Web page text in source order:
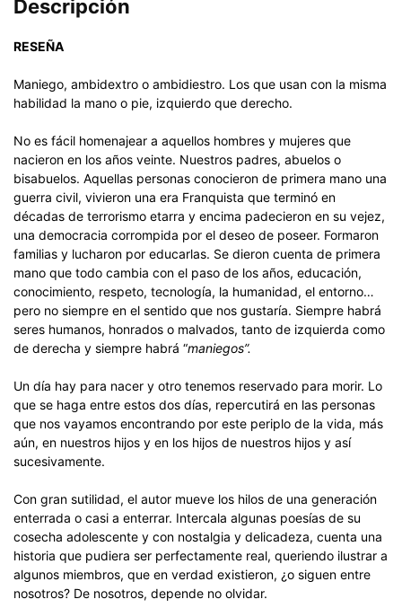
Descripción
RESEÑA
Maniego, ambidextro o ambidiestro. Los que usan con la misma
habilidad la mano o pie, izquierdo que derecho.
No es fácil homenajear a aquellos hombres y mujeres que
nacieron en los años veinte. Nuestros padres, abuelos o
bisabuelos. Aquellas personas conocieron de primera mano una
guerra civil, vivieron una era Franquista que terminó en
décadas de terrorismo etarra y encima padecieron en su vejez,
una democracia corrompida por el deseo de poseer. Formaron
familias y lucharon por educarlas. Se dieron cuenta de primera
mano que todo cambia con el paso de los años, educación,
conocimiento, respeto, tecnología, la humanidad, el entorno…
pero no siempre en el sentido que nos gustaría. Siempre habrá
seres humanos, honrados o malvados, tanto de izquierda como
de derecha y siempre habrá “maniegos”.
Un día hay para nacer y otro tenemos reservado para morir. Lo
que se haga entre estos dos días, repercutirá en las personas
que nos vayamos encontrando por este periplo de la vida, más
aún, en nuestros hijos y en los hijos de nuestros hijos y así
sucesivamente.
Con gran sutilidad, el autor mueve los hilos de una generación
enterrada o casi a enterrar. Intercala algunas poesías de su
cosecha adolescente y con nostalgia y delicadeza, cuenta una
historia que pudiera ser perfectamente real, queriendo ilustrar a
algunos miembros, que en verdad existieron, ¿o siguen entre
nosotros? De nosotros, depende no olvidar.